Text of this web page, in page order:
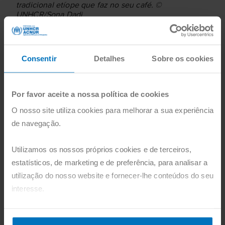
Consentir Detalhes Sobre os cookies
Por favor aceite a nossa política de cookies
O nosso site utiliza cookies para melhorar a sua experiência
de navegação.
Utilizamos os nossos próprios cookies e de terceiros,
estatísticos, de marketing e de preferência, para analisar a
utilização do nosso website e fornecer-lhe conteúdos do seu
interesse.
tradicional etíope que faz no seu café. ©
UNHCR/Sona Dadi
Apesar de ter o direito legal de obter uma
licença comercial, Ibtisam afirmou que
muitas instituições na Etiópia não têm
conhecimento destes direitos dos
aos anteriores documentos de
identificação e de registo de refugiados.
de identificação significa mais do que o
simples reconhecimento da sua atividade:
“Muitas instituições costumavam pensar